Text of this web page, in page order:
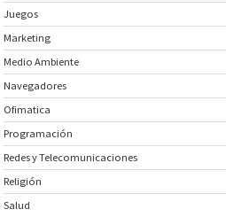
Juegos
Marketing
Medio Ambiente
Navegadores
Ofimatica
Programación
Redes y Telecomunicaciones
Religión
Salud